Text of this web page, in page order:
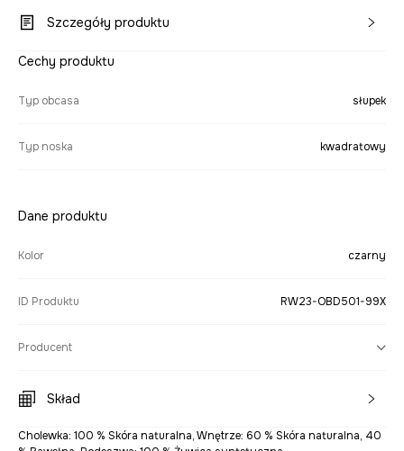
Szczegóły produktu
Cechy produktu
Typ obcasa słupek
Typ noska kwadratowy
Dane produktu
Kolor czarny
ID Produktu RW23-OBD501-99X
Producent
Skład
Cholewka: 100 % Skóra naturalna, Wnętrze: 60 % Skóra naturalna, 40